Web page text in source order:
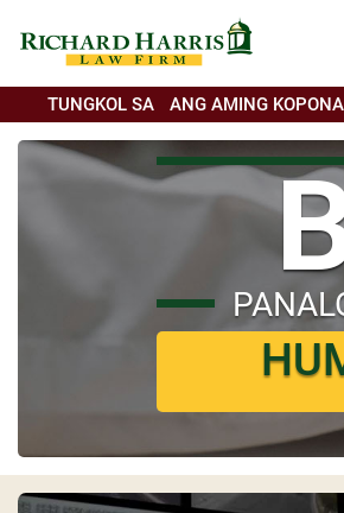
TUNGKOL SA ANG AMING